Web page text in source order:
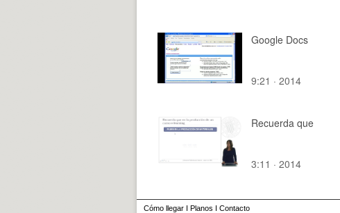
Google Docs
9:21 · 2014
Recuerda que
3:11 · 2014
Cómo llegar I Planos I Contacto